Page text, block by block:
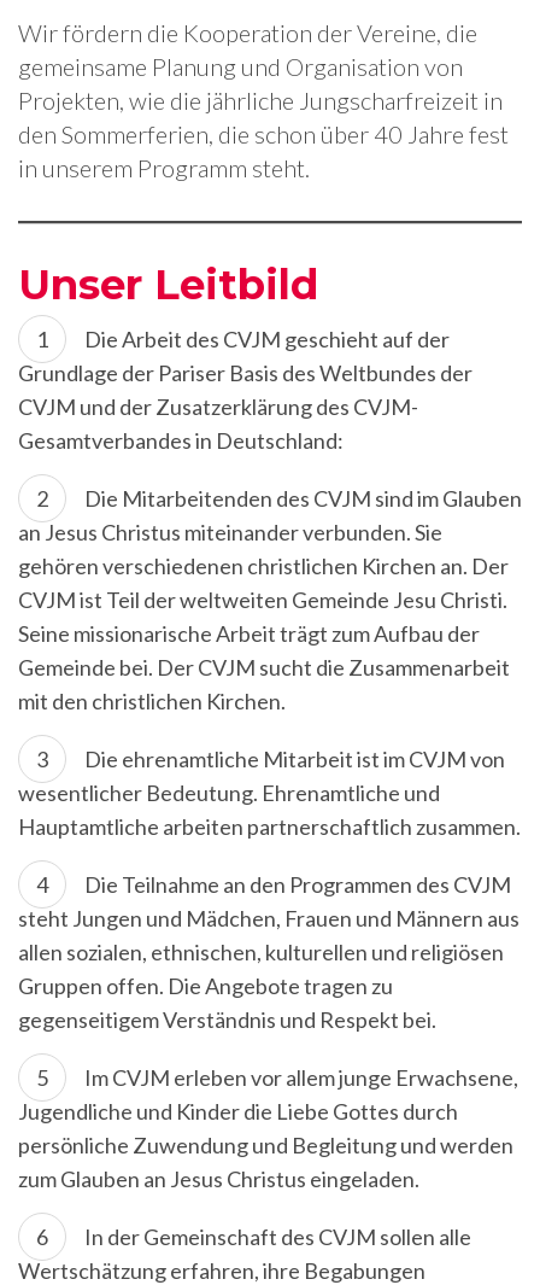
Wir fördern die Kooperation der Vereine, die
gemeinsame Planung und Organisation von
Projekten, wie die jährliche Jungscharfreizeit in
den Sommerferien, die schon über 40 Jahre fest
in unserem Programm steht.
Unser Leitbild
Die Arbeit des CVJM geschieht auf der
Grundlage der Pariser Basis des Weltbundes der
CVJM und der Zusatzerklärung des CVJM-
Gesamtverbandes in Deutschland:
Die Mitarbeitenden des CVJM sind im Glauben
an Jesus Christus miteinander verbunden. Sie
gehören verschiedenen christlichen Kirchen an. Der
CVJM ist Teil der weltweiten Gemeinde Jesu Christi.
Seine missionarische Arbeit trägt zum Aufbau der
Gemeinde bei. Der CVJM sucht die Zusammenarbeit
mit den christlichen Kirchen.
Die ehrenamtliche Mitarbeit ist im CVJM von
wesentlicher Bedeutung. Ehrenamtliche und
Hauptamtliche arbeiten partnerschaftlich zusammen.
Die Teilnahme an den Programmen des CVJM
steht Jungen und Mädchen, Frauen und Männern aus
allen sozialen, ethnischen, kulturellen und religiösen
Gruppen offen. Die Angebote tragen zu
gegenseitigem Verständnis und Respekt bei.
Im CVJM erleben vor allem junge Erwachsene,
Jugendliche und Kinder die Liebe Gottes durch
persönliche Zuwendung und Begleitung und werden
zum Glauben an Jesus Christus eingeladen.
In der Gemeinschaft des CVJM sollen alle
Wertschätzung erfahren, ihre Begabungen